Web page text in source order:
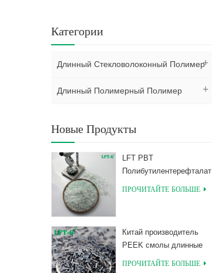
Категории
Длинный Стекловолоконный Полимер
Длинный Полимерный Полимер
Новые Продукты
LFT PBT
Полибутилентерефталат
Композиты с длинным
ПРОЧИТАЙТЕ БОЛЬШЕ
Китай производитель
PEEK смолы длинные
гранулы, армированные
ПРОЧИТАЙТЕ БОЛЬШЕ